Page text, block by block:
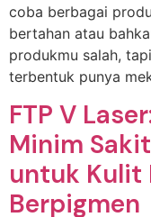
coba berbagai
bertahan atau
produkmu salah,
terbentuk punya
FTP V
Minim
untuk Kulit
Berpigmen